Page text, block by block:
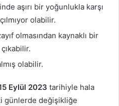
aşırı bir yoğunlukla karşı
olabilir.
olmasından kaynaklı bir
olabilir.
Eylül 2023 tarihiyle hala
günlerde değişikliğe